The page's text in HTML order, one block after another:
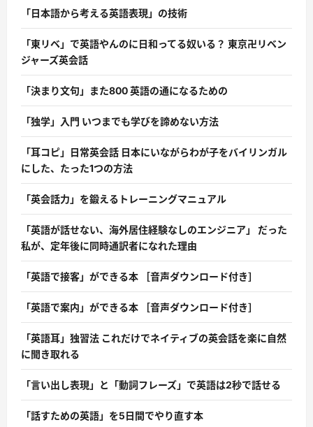
「日本語から考える英語表現」の技術
「東リベ」で英語やんのに日和ってる奴いる？ 東京卍リベン
ジャーズ英会話
「決まり文句」また800 英語の通になるための
「独学」入門 いつまでも学びを諦めない方法
「耳コピ」日常英会話 日本にいながらわが子をバイリンガル
にした、たった1つの方法
「英会話力」を鍛えるトレーニングマニュアル
「英語が話せない、海外居住経験なしのエンジニア」 だった
私が、定年後に同時通訳者になれた理由
「英語で接客」ができる本 ［音声ダウンロード付き］
「英語で案内」ができる本 ［音声ダウンロード付き］
「英語耳」独習法 これだけでネイティブの英会話を楽に自然
に聞き取れる
「言い出し表現」と「動詞フレーズ」で英語は2秒で話せる
「話すための英語」を5日間でやり直す本